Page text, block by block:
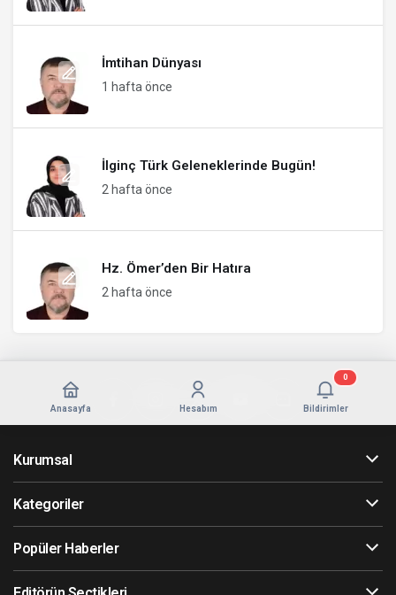
İmtihan Dünyası
1 hafta önce
İlginç Türk Geleneklerinde Bugün!
2 hafta önce
Hz. Ömer’den Bir Hatıra
2 hafta önce
Anasayfa Hesabım Bildirimler
0
Kurumsal
Kategoriler
Popüler Haberler